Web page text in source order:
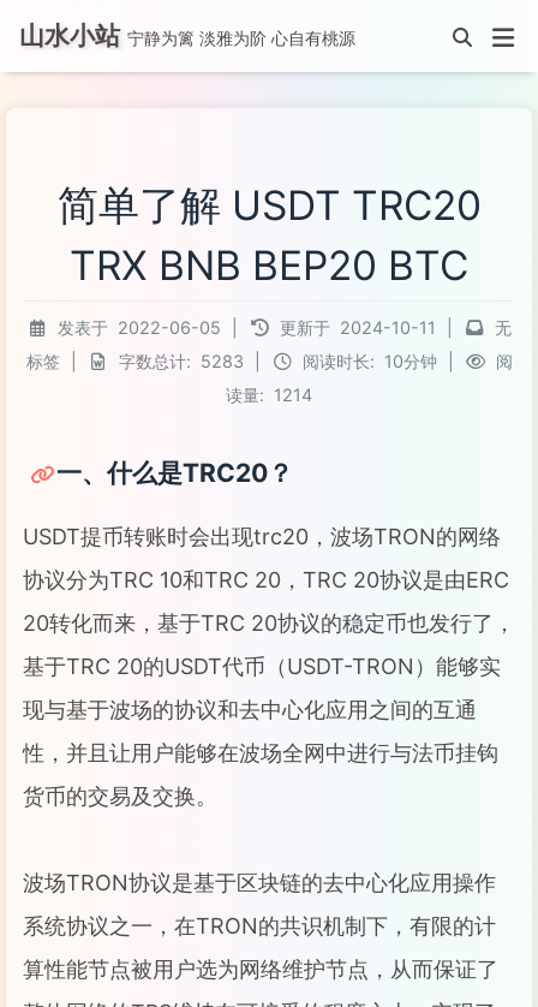
山水小站 宁静为篱 淡雅为阶 心自有桃源
简单了解 USDT TRC20
TRX BNB BEP20 BTC
发表于 2022-06-05 更新于 2024-10-11
无
标签
字数总计: 5283 阅读时长: 10分钟
阅
读量: 1214
一、什么是TRC20？
USDT提币转账时会出现trc20，波场TRON的网络
协议分为TRC 10和TRC 20，TRC 20协议是由ERC
20转化而来，基于TRC 20协议的稳定币也发行了，
基于TRC 20的USDT代币（USDT-TRON）能够实
现与基于波场的协议和去中心化应用之间的互通
性，并且让用户能够在波场全网中进行与法币挂钩
货币的交易及交换。
波场TRON协议是基于区块链的去中心化应用操作
系统协议之一，在TRON的共识机制下，有限的计
算性能节点被用户选为网络维护节点，从而保证了